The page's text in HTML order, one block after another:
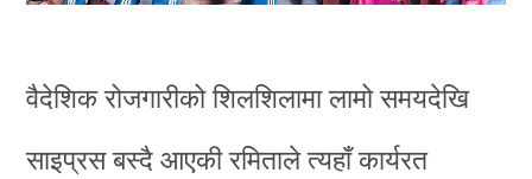
वैदेशिक रोजगारीको शिलशिलामा लामो समयदेखि
साइप्रस बस्दै आएकी रमिताले त्यहाँ कार्यरत